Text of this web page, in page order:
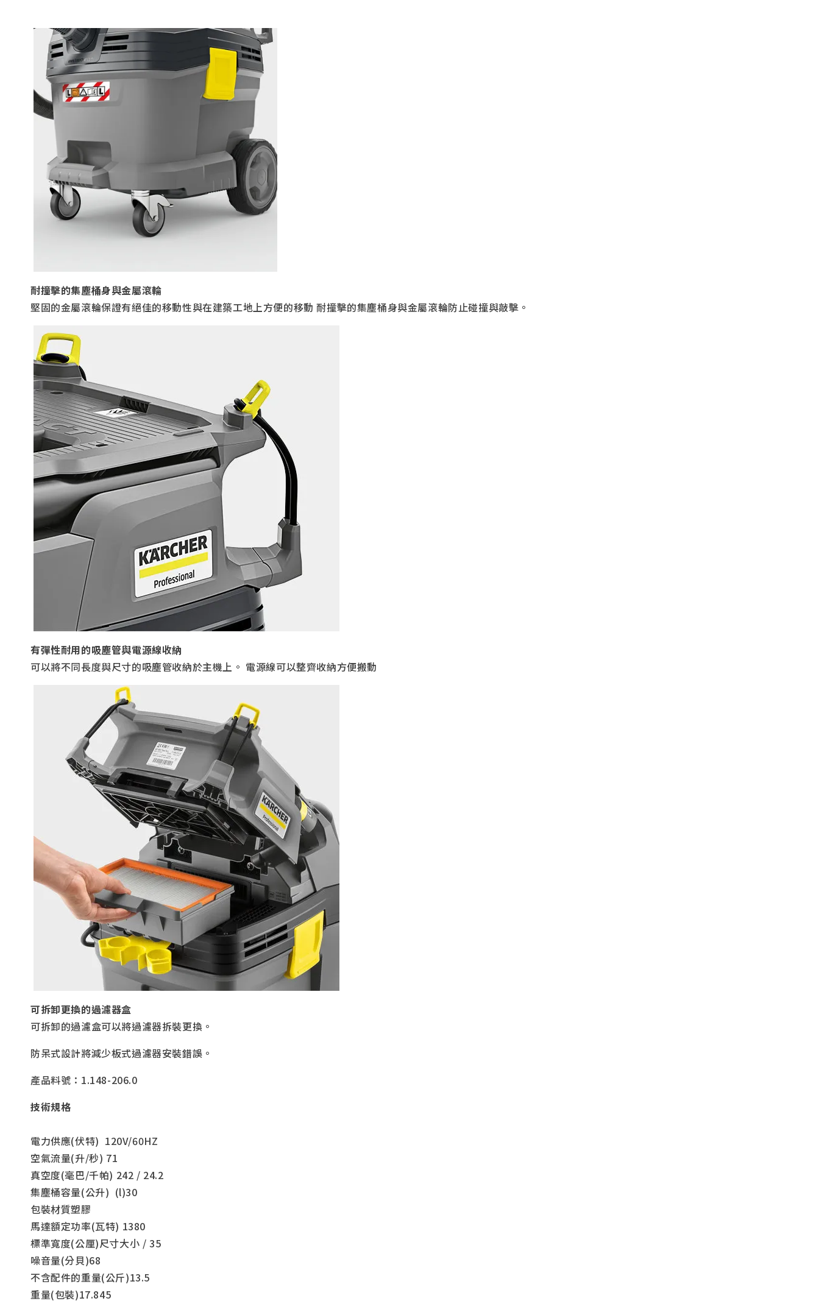
耐撞擊的集塵桶身與金屬滾輪
堅固的金屬滾輪保證有絕佳的移動性與在建築工地上方便的移動 耐撞擊的集塵桶身與金屬滾輪防止碰撞與敲擊。
有彈性耐用的吸塵管與電源線收納
可以將不同長度與尺寸的吸塵管收納於主機上。 電源線可以整齊收納方便搬動
可拆卸更換的過濾器盒
可拆卸的過濾盒可以將過濾器拆裝更換。
防呆式設計將減少板式過濾器安裝錯誤。
產品料號：1.148-206.0
技術規格
電力供應(伏特) 120V/60HZ
空氣流量(升/秒) 71
真空度(毫巴/千帕) 242 / 24.2
集塵桶容量(公升) (l)30
包裝材質塑膠
馬達額定功率(瓦特) 1380
標準寬度(公厘)尺寸大小 / 35
噪音量(分貝)68
不含配件的重量(公斤)13.5
重量(包裝)17.845